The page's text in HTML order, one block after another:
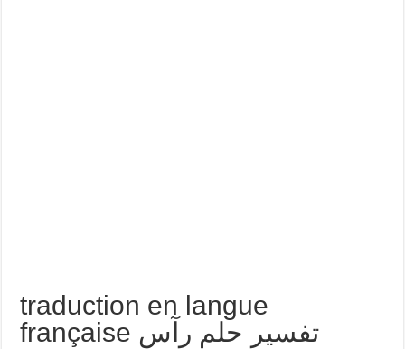
traduction en langue
française تفسير حلم رآس